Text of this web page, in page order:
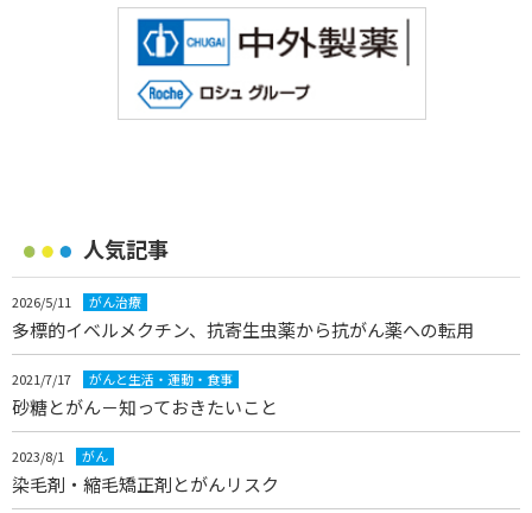
人気記事
2026/5/11 がん治療
多標的イベルメクチン、抗寄生虫薬から抗がん薬への転用
2021/7/17 がんと生活・運動・食事
砂糖とがん－知っておきたいこと
2023/8/1 がん
染毛剤・縮毛矯正剤とがんリスク